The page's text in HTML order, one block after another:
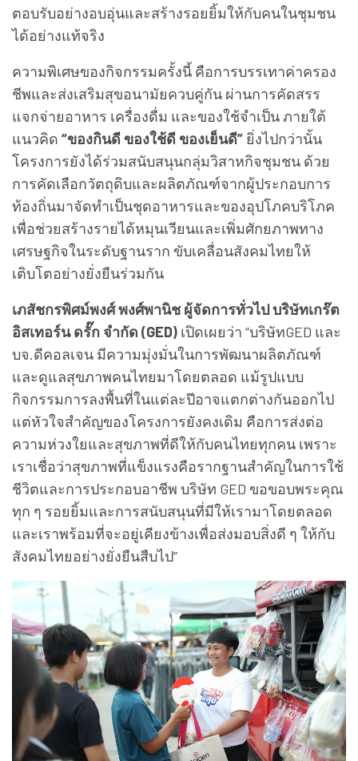
ตอบรับอย่างอบอุ่นและสร้างรอยยิ้มให้กับคนในชุมชน
ได้อย่างแท้จริง
ความพิเศษของกิจกรรมครั้งนี้ คือการบรรเทาค่าครอง
ชีพและส่งเสริมสุขอนามัยควบคู่กัน ผ่านการคัดสรร
แจกจ่ายอาหาร เครื่องดื่ม และของใช้จำเป็น ภายใต้
แนวคิด “ของกินดี ของใช้ดี ของเย็นดี” ยิ่งไปกว่านั้น
โครงการยังได้ร่วมสนับสนุนกลุ่มวิสาหกิจชุมชน ด้วย
การคัดเลือกวัตถุดิบและผลิตภัณฑ์จากผู้ประกอบการ
ท้องถิ่นมาจัดทำเป็นชุดอาหารและของอุปโภคบริโภค
เพื่อช่วยสร้างรายได้หมุนเวียนและเพิ่มศักยภาพทาง
เศรษฐกิจในระดับฐานราก ขับเคลื่อนสังคมไทยให้
เติบโตอย่างยั่งยืนร่วมกัน
เภสัชกรพิศม์พงศ์ พงศ์พานิช ผู้จัดการทั่วไป บริษัทเกร๊ต
อิสเทอร์น ดรั๊ก จำกัด (GED) เปิดเผยว่า “บริษัทGED และ
บจ.ดีคอลเจน มีความมุ่งมั่นในการพัฒนาผลิตภัณฑ์
และดูแลสุขภาพคนไทยมาโดยตลอด แม้รูปแบบ
กิจกรรมการลงพื้นที่ในแต่ละปีอาจแตกต่างกันออกไป
แต่หัวใจสำคัญของโครงการยังคงเดิม คือการส่งต่อ
ความห่วงใยและสุขภาพที่ดีให้กับคนไทยทุกคน เพราะ
เราเชื่อว่าสุขภาพที่แข็งแรงคือรากฐานสำคัญในการใช้
ชีวิตและการประกอบอาชีพ บริษัท GED ขอขอบพระคุณ
ทุก ๆ รอยยิ้มและการสนับสนุนที่มีให้เรามาโดยตลอด
และเราพร้อมที่จะอยู่เคียงข้างเพื่อส่งมอบสิ่งดี ๆ ให้กับ
สังคมไทยอย่างยั่งยืนสืบไป”